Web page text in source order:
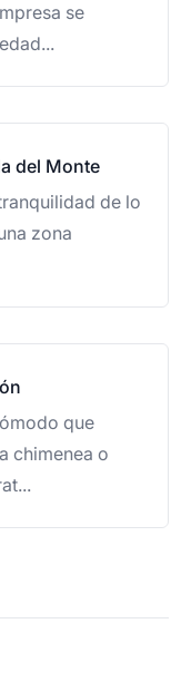
se
del Monte
de lo
zona
que
chimenea o